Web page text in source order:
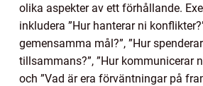
olika aspekter av ett förhållande.
inkludera ”Hur hanterar ni
gemensamma mål?”, ”Hur
tillsammans?”, ”Hur kommunicerar
och ”Vad är era förväntningar på